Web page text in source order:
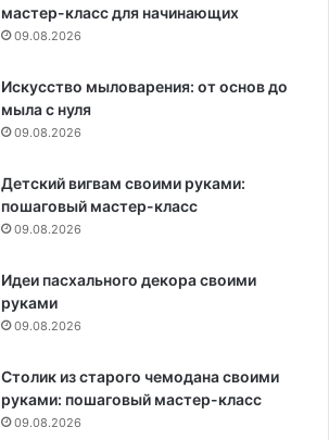
мастер-класс для начинающих
09.08.2026
Искусство мыловарения: от основ до
мыла с нуля
09.08.2026
Детский вигвам своими руками:
пошаговый мастер-класс
09.08.2026
Идеи пасхального декора своими
руками
09.08.2026
Столик из старого чемодана своими
руками: пошаговый мастер-класс
09.08.2026